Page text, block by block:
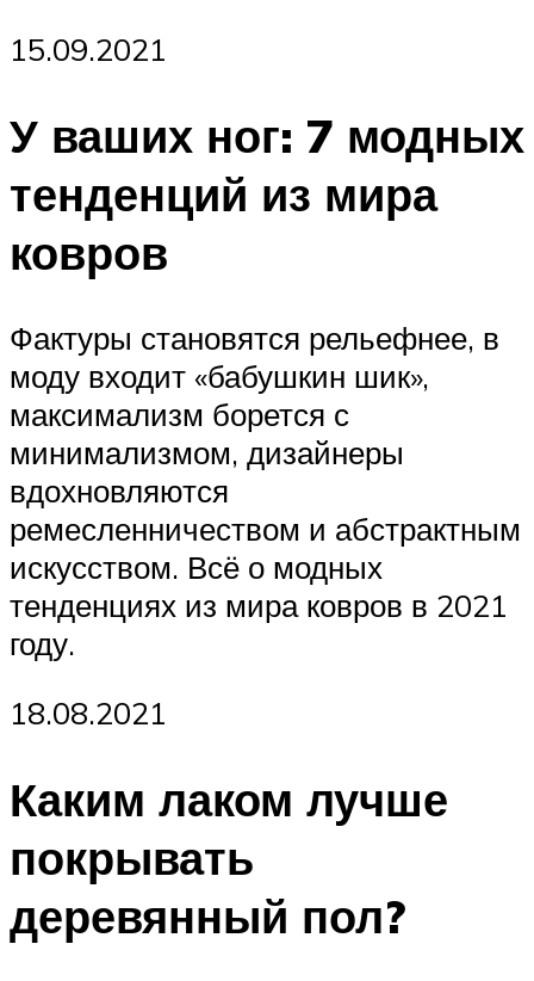
15.09.2021
У ваших ног: 7 модных
тенденций из мира
ковров
Фактуры становятся рельефнее, в
моду входит «бабушкин шик»,
максимализм борется с
минимализмом, дизайнеры
вдохновляются
ремесленничеством и абстрактным
искусством. Всё о модных
тенденциях из мира ковров в 2021
году.
18.08.2021
Каким лаком лучше
покрывать
деревянный пол?